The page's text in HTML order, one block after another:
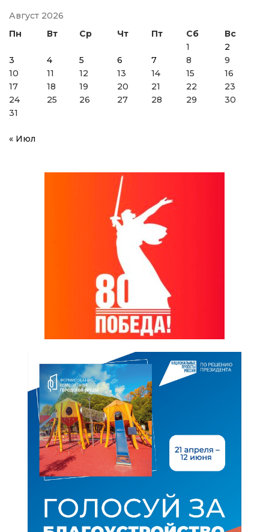
Август 2026
Пн
Вт Ср Чт Пт Сб
Вс
1
2
3
4 5 6 7 8
9
10
11 12 13 14 15
16
17
18 19 20 21 22
23
24
25 26 27 28 29
30
31
« Июл